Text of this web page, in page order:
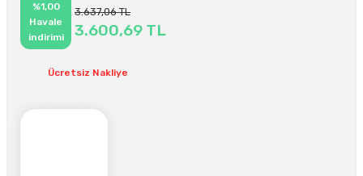
%1,00
Havale
indirimi
3.637,06 TL
3.600,69 TL
Ücretsiz Nakliye